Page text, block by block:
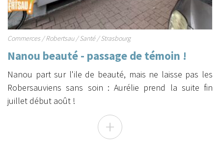
Commerces /Robertsau/Santé/Strasbourg
Nanou beauté - passage de témoin !
Nanou part sur l'ile de beauté, mais ne laisse pas les
Robersauviens sans soin : Aurélie prend la suite fin
juillet début août !
+